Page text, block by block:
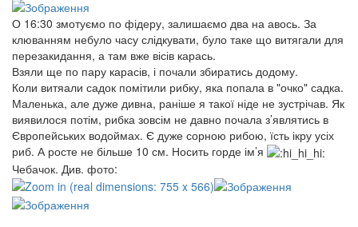
О 16:30 змотуємо по фідеру, залишаємо два на авось. За
клюванням небуло часу слідкувати, було таке що витягали для
перезакидання, а там вже вісів карась.
Взяли ще по пару карасів, і почали збиратись додому.
Коли витяали садок помітили рибку, яка попала в "очко" садка.
Маленька, але дуже дивна, раніше я такої ніде не зустрічав. Як
виявилося потім, рибка зовсім не давно почала з’являтись в
Європейських водоймах. Є дуже сорною рибою, їсть ікру усіх
риб. А росте не більше 10 см. Носить горде ім’я
Чебачок. Див. фото: